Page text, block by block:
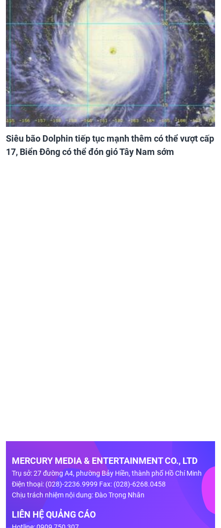
Siêu bão Dolphin tiếp tục mạnh thêm có thể vượt cấp
17, Biển Đông có thể đón gió Tây Nam sớm
MERCURY MEDIA & ENTERTAINMENT CO., LTD
Trụ sở: 27 đường A4, phường Bảy Hiền, thành phố Hồ Chí Minh
Điện thoại: (028)-2236.9999 Fax: (028)-6268.0458
Chịu trách nhiệm nội dung: Đào Trọng Nhân
LIÊN HỆ QUẢNG CÁO